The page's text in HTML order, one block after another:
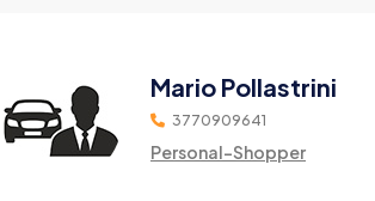
Mario Pollastrini
3770909641
Personal-Shopper